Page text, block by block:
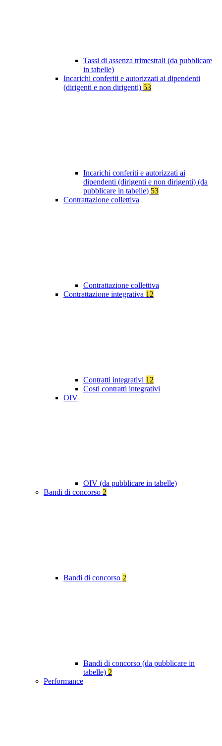
Tassi di assenza trimestrali (da pubblicare
in tabelle)
Incarichi conferiti e autorizzati ai dipendenti
(dirigenti e non dirigenti) 53
Incarichi conferiti e autorizzati ai
dipendenti (dirigenti e non dirigenti) (da
pubblicare in tabelle) 53
Contrattazione collettiva
Contrattazione collettiva
Contrattazione integrativa 12
Contratti integrativi 12
Costi contratti integrativi
OIV
OIV (da pubblicare in tabelle)
Bandi di concorso 2
Bandi di concorso 2
Bandi di concorso (da pubblicare in
tabelle) 2
Performance